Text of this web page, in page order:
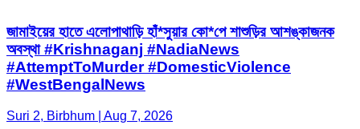
জামাইয়ের হাতে এলোপাথাড়ি হাঁ*সুয়ার কো*পে শাশুড়ির আশঙ্কাজনক
অবস্থা #Krishnaganj #NadiaNews
#AttemptToMurder #DomesticViolence
#WestBengalNews
Suri 2, Birbhum | Aug 7, 2026